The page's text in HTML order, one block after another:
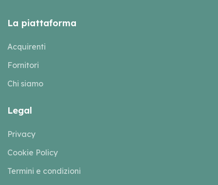
La piattaforma
Acquirenti
Fornitori
Chi siamo
Legal
Privacy
Cookie Policy
Termini e condizioni